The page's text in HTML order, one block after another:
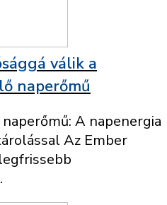
válik a
naperőmű
A napenergia
Az Ember